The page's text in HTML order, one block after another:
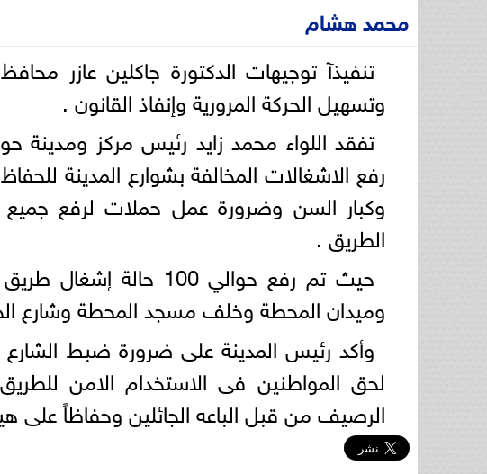
محمد هشام
تنفيذآ توجيهات الدكتورة جاكلين عازر
وتسهيل الحركة المرورية وإنفاذ القانون .
تفقد اللواء محمد زايد رئيس مركز
رفع الاشغالات المخالفة بشوارع المدينة
وكبار السن وضرورة عمل حملات لرفع جميع
الطريق .
حيث تم رفع حوالي 100
وميدان المحطة وخلف مسجد المحطة وشارع
وأكد رئيس المدينة على ضرورة ضبط الشارع
لحق المواطنين فى الاستخدام الامن
الرصيف من قبل الباعه الجائلين وحفاظاً على